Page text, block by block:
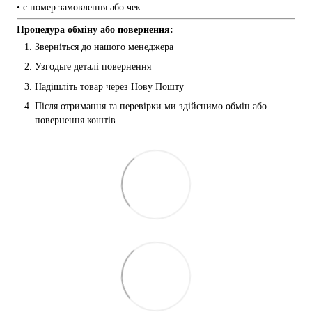
• є номер замовлення або чек
Процедура обміну або повернення:
Зверніться до нашого менеджера
Узгодьте деталі повернення
Надішліть товар через Нову Пошту
Після отримання та перевірки ми здійснимо обмін або
повернення коштів